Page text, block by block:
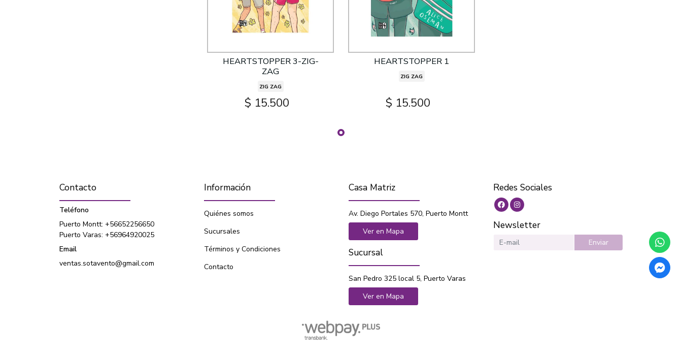
HEARTSTOPPER 3-ZIG-
ZAG
ZIG ZAG
$ 15.500
HEARTSTOPPER 1
ZIG ZAG
$ 15.500
Contacto
Teléfono
Puerto Montt: +56652256650
Puerto Varas: +56964920025
Email
ventas.sotavento@gmail.com
Información
Quiénes somos
Sucursales
Términos y Condiciones
Contacto
Casa Matriz
Av. Diego Portales 570, Puerto Montt
Ver en Mapa
Sucursal
San Pedro 325 local 5, Puerto Varas
Ver en Mapa
Redes Sociales
Newsletter
Enviar